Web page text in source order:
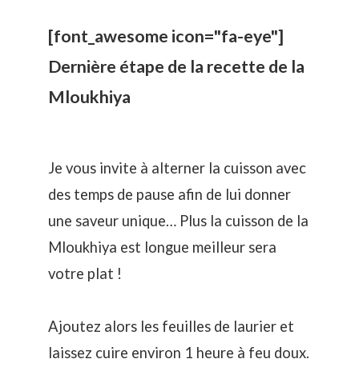
[font_awesome icon="fa-eye"]
Dernière étape de la recette de la
Mloukhiya
Je vous invite à alterner la cuisson avec
des temps de pause afin de lui donner
une saveur unique… Plus la cuisson de la
Mloukhiya est longue meilleur sera
votre plat !
Ajoutez alors les feuilles de laurier et
laissez cuire environ 1 heure à feu doux.